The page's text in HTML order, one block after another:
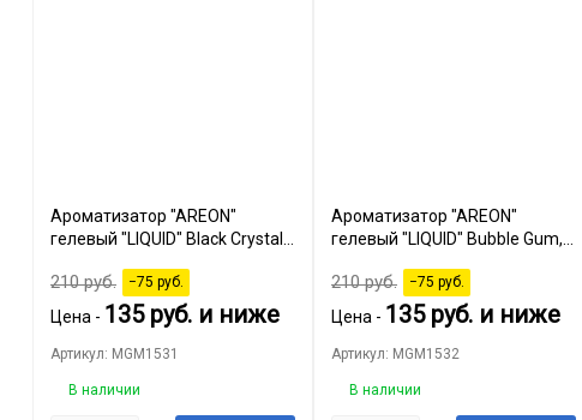
Ароматизатор "AREON"
гелевый "LIQUID" Black Crystal,
210руб. −75 руб.
Цена - 135 руб. и ниже
Артикул: MGM1531
В наличии
Ароматизатор "AREON"
гелевый "LIQUID" Bubble Gum, 5
210руб. −75 руб.
Цена - 135 руб. и ниже
Артикул: MGM1532
В наличии